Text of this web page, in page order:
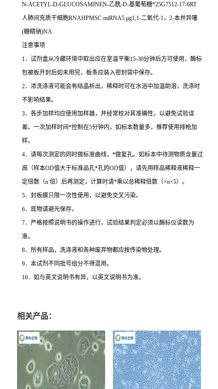
N-ACETYL-D-GLUCOSAMINEN-乙酰-D-基葡萄糖*25G7512-17-6RT
人肺间充质干细胞RNAHPMSC miRNA5 μg1,1-二氧代-1， 2-本并异噻
(糖精钠)NA
注意事项
1．试剂盒从冷藏环境中取出应在室温平衡15-30分钟后方可使用，酶标
包被板开封后如未用完，板条应装入密封袋中保存。
2．浓洗涤液可能会有结晶析出，稀释时可在水浴中加温助溶，洗涤时
不影响结果。
3．各步加样均应使用加样器，并经常校对其准确性，以避免试验误
差。一次加样时间 *控制在5分钟内，如标本数量多，推荐使用排枪加
样。
4．请每次测定的同时做标准曲线， *做复孔。如标本中待测物质含量过
高（样本OD值大于标准品孔*孔的OD值），请先用样品稀释液稀释一
定倍数（n 倍）后再测定，计算时请*乘以总稀释倍数（×n×5）。
5．封板膜只限一次性使用，以避免交叉污染。
6．底物请避光保存。
7．严格按照说明书的操作进行，试验结果判定必须以酶标仪读数为
准。
8．所有样品，洗涤液和各种废弃物都应按传染物处理。
9．本试剂不同批号组分不得混用。
10．如与英文说明书有异，以英文说明书为准。
相关产品：